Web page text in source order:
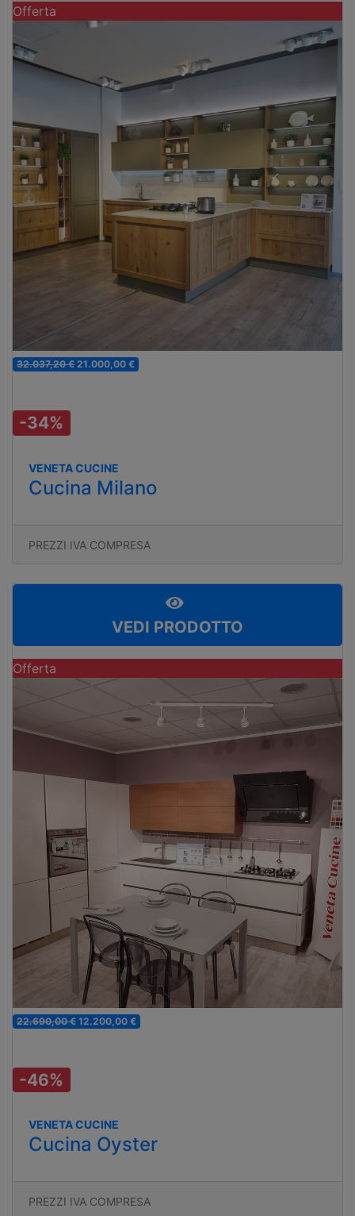
Offerta
32.037,20 €21.000,00 €
-34%
VENETA CUCINE
Cucina Milano
PREZZI IVA COMPRESA
VEDI PRODOTTO
Offerta
22.690,00 €12.200,00 €
-46%
VENETA CUCINE
Cucina Oyster
PREZZI IVA COMPRESA